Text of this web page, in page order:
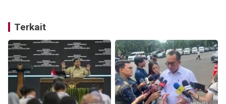
Terkait